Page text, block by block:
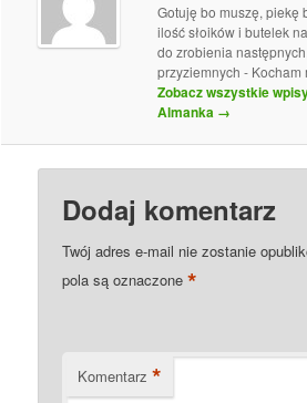
Gotuję bo muszę, piekę
ilość słoików i butelek
do zrobienia
przyziemnych - Kocham
Zobacz wszystkie
Almanka →
Dodaj komentarz
Twój adres e-mail nie zostanie
pola są oznaczone*
Komentarz *